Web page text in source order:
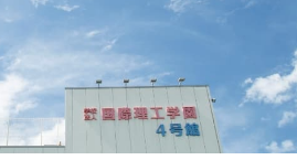
験」しよう